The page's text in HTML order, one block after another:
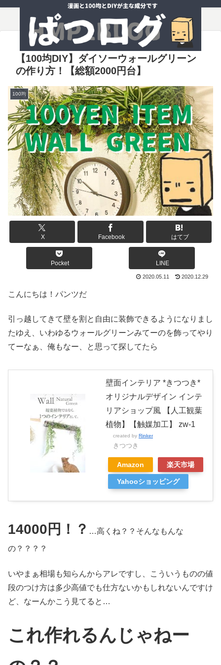
【100均DIY】ダイソーウォールグリーン
の作り方！【総額2000円台】
100均
X Facebook はてブ
Pocket LINE
2020.05.11 2020.12.29
こんにちは！パンツだ
引っ越してきて壁を割と自由に装飾できるようになりまし
たゆえ、いわゆるウォールグリーンみてーのを飾ってやり
てーなぁ、俺もなー、と思って探してたら
壁面インテリア *きつつき*
オリジナルデザイン インテ
リアショップ風 【人工観葉
植物】【触媒加工】 zw-1
created by Rinker
きつつき
Amazon 楽天市場
Yahooショッピング
14000円！？ …高くね？？そんなもんな
の？？？？
いやまぁ相場も知らんからアレですし、こういうものの値
段のつけ方は多少高値でも仕方ないかもしれないんですけ
ど、なーんかこう見てると…
これ作れるんじゃねー